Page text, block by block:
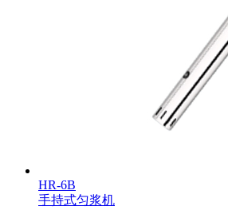
HR-6B
手持式匀浆机